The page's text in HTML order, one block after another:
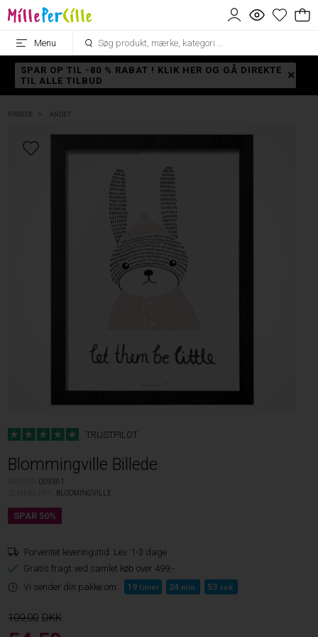
Menu
SPAR OP TIL -80 % RABAT ! KLIK HER OG GÅ DIREKTE
TIL ALLE TILBUD
FORSIDE ANDET
TRUSTPILOT
Blommingville Billede
VARENR.009361
BLOOMINGVILLE
Forventet leveringstid: Lev. 1-3 dage
Gratis fragt ved samlet køb over 499,-
Vi sender din pakke om:
19 timer 24 min. 53 sek.
109,00